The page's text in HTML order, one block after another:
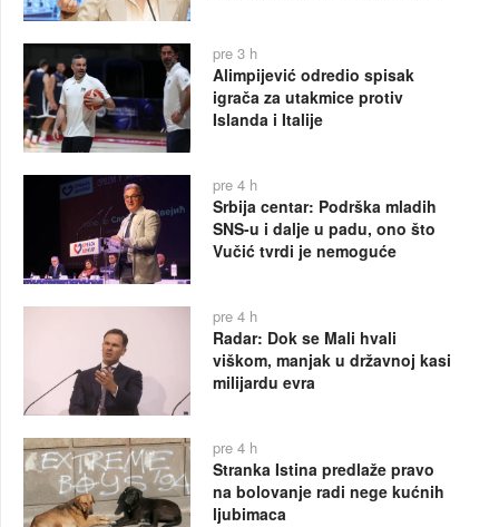
pre 3 h
Alimpijević odredio spisak
igrača za utakmice protiv
Islanda i Italije
pre 4 h
Srbija centar: Podrška mladih
SNS-u i dalje u padu, ono što
Vučić tvrdi je nemoguće
pre 4 h
Radar: Dok se Mali hvali
viškom, manjak u državnoj kasi
milijardu evra
pre 4 h
Stranka Istina predlaže pravo
na bolovanje radi nege kućnih
ljubimaca